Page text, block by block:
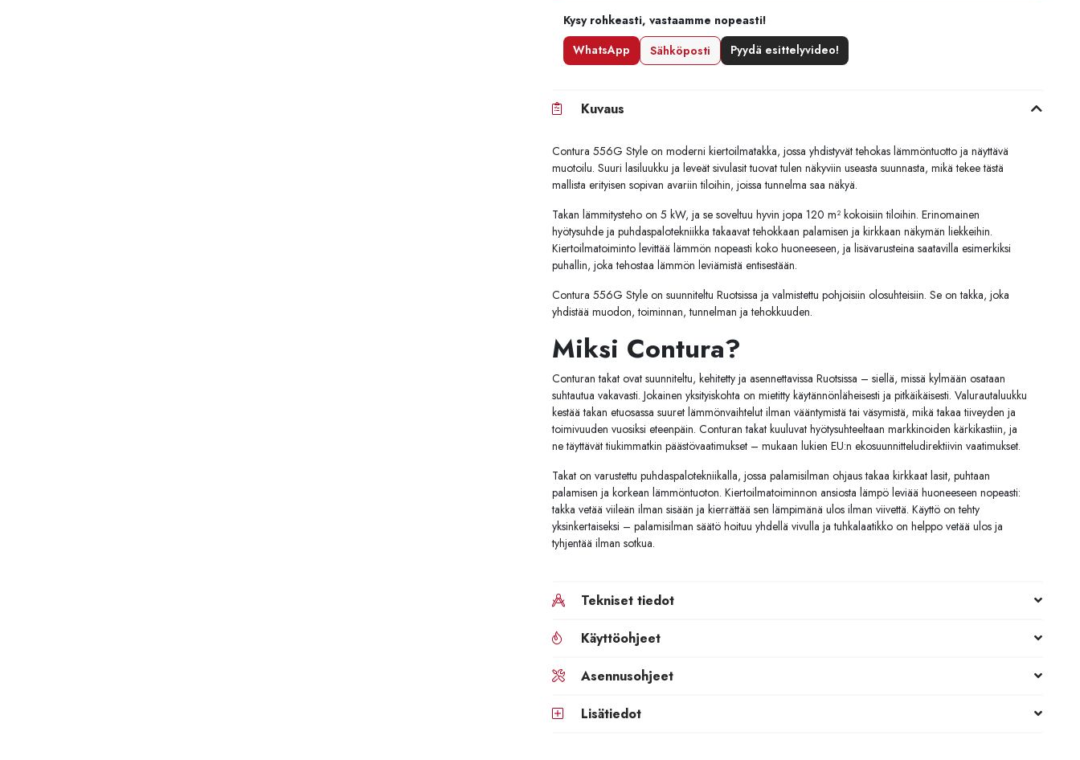
Kysy rohkeasti, vastaamme nopeasti!
WhatsApp
Sähköposti Pyydä esittelyvideo!
Kuvaus
Contura 556G Style on moderni kiertoilmatakka, jossa yhdistyvät tehokas lämmöntuotto ja näyttävä
muotoilu. Suuri lasiluukku ja leveät sivulasit tuovat tulen näkyviin useasta suunnasta, mikä tekee tästä
mallista erityisen sopivan avariin tiloihin, joissa tunnelma saa näkyä.
Takan lämmitysteho on 5 kW, ja se soveltuu hyvin jopa 120 m² kokoisiin tiloihin. Erinomainen
hyötysuhde ja puhdaspalotekniikka takaavat tehokkaan palamisen ja kirkkaan näkymän liekkeihin.
Kiertoilmatoiminto levittää lämmön nopeasti koko huoneeseen, ja lisävarusteina saatavilla esimerkiksi
puhallin, joka tehostaa lämmön leviämistä entisestään.
Contura 556G Style on suunniteltu Ruotsissa ja valmistettu pohjoisiin olosuhteisiin. Se on takka, joka
yhdistää muodon, toiminnan, tunnelman ja tehokkuuden.
Miksi Contura?
Conturan takat ovat suunniteltu, kehitetty ja asennettavissa Ruotsissa – siellä, missä kylmään osataan
suhtautua vakavasti. Jokainen yksityiskohta on mietitty käytännönläheisesti ja pitkäikäisesti. Valurautaluukku
kestää takan etuosassa suuret lämmönvaihtelut ilman vääntymistä tai väsymistä, mikä takaa tiiveyden ja
toimivuuden vuosiksi eteenpäin. Conturan takat kuuluvat hyötysuhteeltaan markkinoiden kärkikastiin, ja
ne täyttävät tiukimmatkin päästövaatimukset – mukaan lukien EU:n ekosuunnitteludirektiivin vaatimukset.
Takat on varustettu puhdaspalotekniikalla, jossa palamisilman ohjaus takaa kirkkaat lasit, puhtaan
palamisen ja korkean lämmöntuoton. Kiertoilmatoiminnon ansiosta lämpö leviää huoneeseen nopeasti:
takka vetää viileän ilman sisään ja kierrättää sen lämpimänä ulos ilman viivettä. Käyttö on tehty
yksinkertaiseksi – palamisilman säätö hoituu yhdellä vivulla ja tuhkalaatikko on helppo vetää ulos ja
tyhjentää ilman sotkua.
Tekniset tiedot
Käyttöohjeet
Asennusohjeet
Lisätiedot